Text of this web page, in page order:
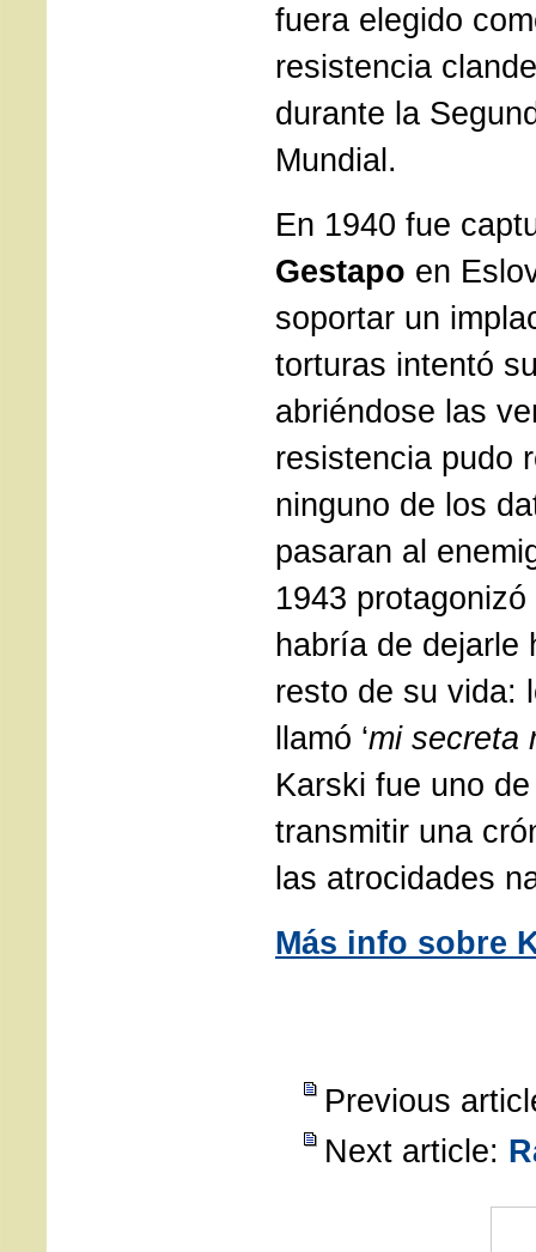
fuera elegido
resistencia
durante la
Mundial.
En 1940 fue
Gestapo en
soportar un
torturas intentó
abriéndose las
resistencia pudo
ninguno de los
pasaran al
1943
habría de dejarle
resto de su vida:
llamó ‘mi secreta
Karski fue uno
transmitir una
las atrocidades
Más info sobre
Previous
Next article: